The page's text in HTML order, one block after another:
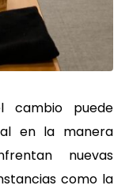
cambio puede
en la manera
nuevas
como la